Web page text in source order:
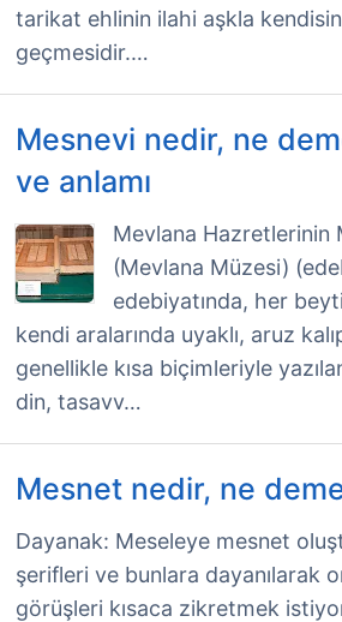
tarikat ehlinin ilahi aşkla
geçmesidir.…
Mesnevi nedir, ne
ve anlamı
Mevlana Hazretlerinin
(Mevlana Müzesi)
edebiyatında, her
kendi aralarında uyaklı, aruz
genellikle kısa biçimleriyle
din, tasavv…
Mesnet nedir, ne
Dayanak: Meseleye mesnet
şerifleri ve bunlara dayanılarak
görüşleri kısaca zikretmek